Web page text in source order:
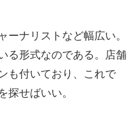
ナリストなど幅広い。
る形式なのである。店舗
も付いており、これで
探せばいい。